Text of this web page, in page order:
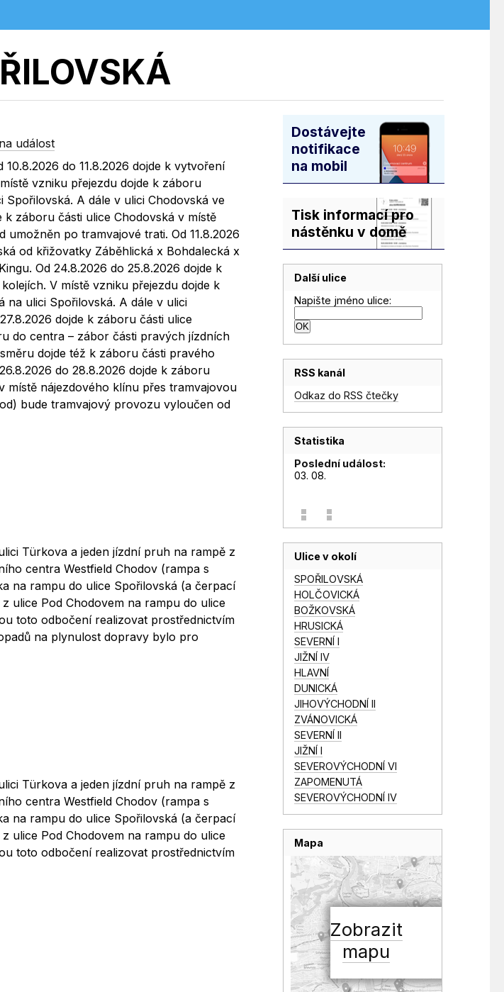
událost
do 11.8.2026 dojde k vytvoření
vzniku přejezdu dojde k záboru
A dále v ulici Chodovská ve
k záboru části ulice Chodovská v místě
po tramvajové trati. Od 11.8.2026
od křižovatky Záběhlická x Bohdalecká x
Od 24.8.2026 do 25.8.2026 dojde k
V místě vzniku přejezdu dojde k
na ulici Spořilovská. A dále v ulici
dojde k záboru části ulice
do centra – zábor části pravých jízdních
dojde též k záboru části pravého
do 28.8.2026 dojde k záboru
nájezdového klínu přes tramvajovou
bude tramvajový provozu vyloučen od
Türkova a jeden jízdní pruh na rampě z
centra Westfield Chodov (rampa s
na rampu do ulice Spořilovská (a čerpací
ulice Pod Chodovem na rampu do ulice
toto odbočení realizovat prostřednictvím
na plynulost dopravy bylo pro
Türkova a jeden jízdní pruh na rampě z
centra Westfield Chodov (rampa s
na rampu do ulice Spořilovská (a čerpací
ulice Pod Chodovem na rampu do ulice
toto odbočení realizovat prostřednictvím
Dostávejte
notifikace
na mobil
Tisk informací pro
nástěnku v domě
Další ulice
Napište jméno ulice:
RSS kanál
Odkaz do RSS čtečky
Statistika
Poslední událost:
03. 08.
Ulice v okolí
SPOŘILOVSKÁ
HOLČOVICKÁ
BOŽKOVSKÁ
HRUSICKÁ
SEVERNÍ I
JIŽNÍ IV
HLAVNÍ
DUNICKÁ
JIHOVÝCHODNÍ II
ZVÁNOVICKÁ
SEVERNÍ II
JIŽNÍ I
SEVEROVÝCHODNÍ VI
ZAPOMENUTÁ
SEVEROVÝCHODNÍ IV
Mapa
Zobrazit
mapu